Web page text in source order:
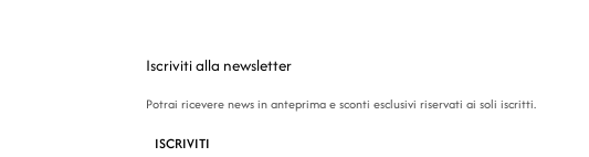
Iscriviti alla newsletter
Potrai ricevere news in anteprima e sconti esclusivi riservati ai soli iscritti.
ISCRIVITI